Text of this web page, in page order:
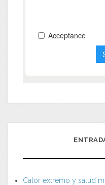
Calor extremo y salud